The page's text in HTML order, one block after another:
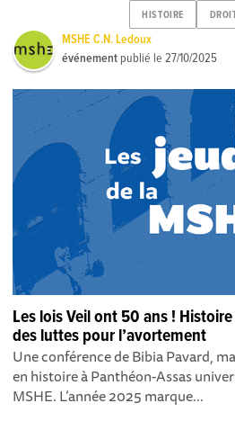
HISTOIRE
MSHE C.N. Ledoux
événement publié le27/10/2025
Les lois Veil ont 50 ans !
des luttes pour l’avortement
Une conférence de Bibia Pavard,
en histoire à Panthéon-Assas
MSHE. L’année 2025 marque...